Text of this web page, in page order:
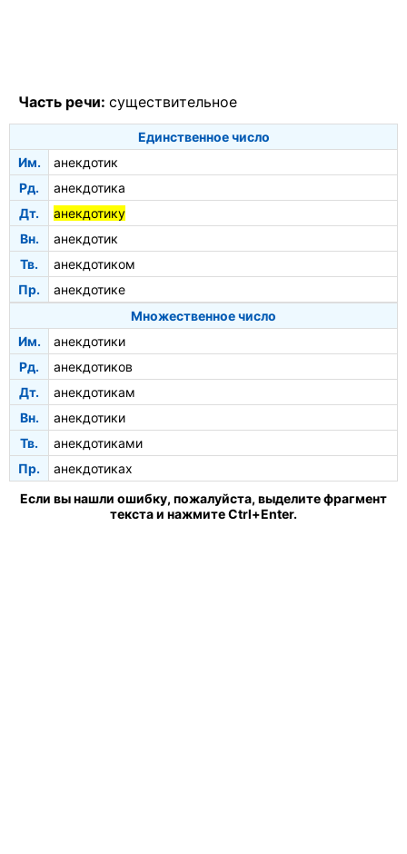
Часть речи: существительное
Единственное число
Им.
анекдотик
Рд.
анекдотика
Дт.
анекдотику
Вн.
анекдотик
Тв.
анекдотиком
Пр.
анекдотике
Множественное число
Им.
анекдотики
Рд.
анекдотиков
Дт.
анекдотикам
Вн.
анекдотики
Тв.
анекдотиками
Пр.
анекдотиках
Если вы нашли ошибку, пожалуйста, выделите фрагмент
текста и нажмите Ctrl+Enter.